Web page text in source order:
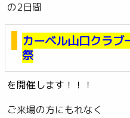
の2日間
カーベル山口クラブ
祭
を開催します！！！
ご来場の方にもれなく